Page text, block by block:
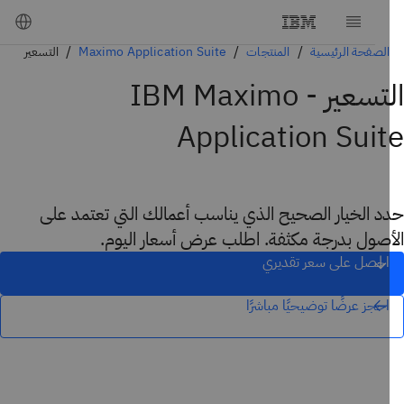
الصفحة الرئيسية المنتجات Maximo Application Suite التسعير
التسعير - IBM Maximo
Application
الخيار الصحيح الذي يناسب أعمالك التي تعتمد على
بدرجة مكثفة. اطلب عرض أسعار اليوم.
احصل على سعر تقديري
احجز عرضًا توضيحيًا مباشرًا